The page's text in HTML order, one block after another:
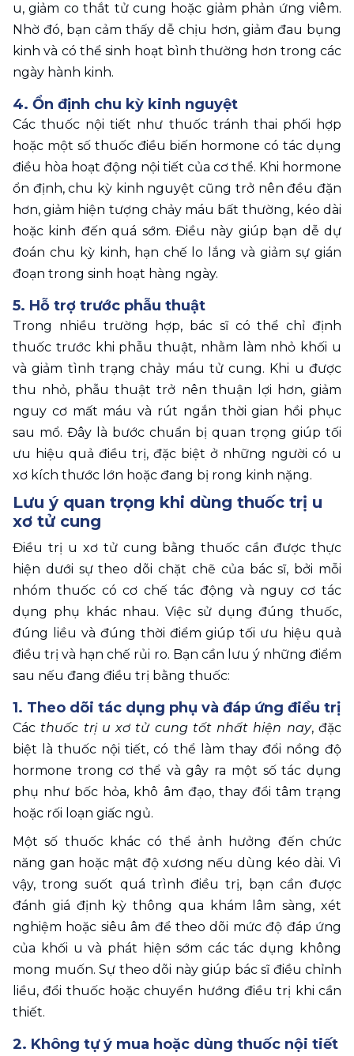
u, giảm co thắt tử cung hoặc giảm phản ứng viêm.
Nhờ đó, bạn cảm thấy dễ chịu hơn, giảm đau bụng
kinh và có thể sinh hoạt bình thường hơn trong các
ngày hành kinh.
4. Ổn định chu kỳ kinh nguyệt
Các thuốc nội tiết như thuốc tránh thai phối hợp
hoặc một số thuốc điều biến hormone có tác dụng
điều hòa hoạt động nội tiết của cơ thể. Khi hormone
ổn định, chu kỳ kinh nguyệt cũng trở nên đều đặn
hơn, giảm hiện tượng chảy máu bất thường, kéo dài
hoặc kinh đến quá sớm. Điều này giúp bạn dễ dự
đoán chu kỳ kinh, hạn chế lo lắng và giảm sự gián
đoạn trong sinh hoạt hàng ngày.
5. Hỗ trợ trước phẫu thuật
Trong nhiều trường hợp, bác sĩ có thể chỉ định
thuốc trước khi phẫu thuật, nhằm làm nhỏ khối u
và giảm tình trạng chảy máu tử cung. Khi u được
thu nhỏ, phẫu thuật trở nên thuận lợi hơn, giảm
nguy cơ mất máu và rút ngắn thời gian hồi phục
sau mổ. Đây là bước chuẩn bị quan trọng giúp tối
ưu hiệu quả điều trị, đặc biệt ở những người có u
xơ kích thước lớn hoặc đang bị rong kinh nặng.
Lưu ý quan trọng khi dùng thuốc trị u
xơ tử cung
Điều trị u xơ tử cung bằng thuốc cần được thực
hiện dưới sự theo dõi chặt chẽ của bác sĩ, bởi mỗi
nhóm thuốc có cơ chế tác động và nguy cơ tác
dụng phụ khác nhau. Việc sử dụng đúng thuốc,
đúng liều và đúng thời điểm giúp tối ưu hiệu quả
điều trị và hạn chế rủi ro. Bạn cần lưu ý những điểm
sau nếu đang điều trị bằng thuốc:
Các thuốc trị u xơ tử cung tốt nhất hiện nay, đặc
biệt là thuốc nội tiết, có thể làm thay đổi nồng độ
hormone trong cơ thể và gây ra một số tác dụng
phụ như bốc hỏa, khô âm đạo, thay đổi tâm trạng
hoặc rối loạn giấc ngủ.
Một số thuốc khác có thể ảnh hưởng đến chức
năng gan hoặc mật độ xương nếu dùng kéo dài. Vì
vậy, trong suốt quá trình điều trị, bạn cần được
đánh giá định kỳ thông qua khám lâm sàng, xét
nghiệm hoặc siêu âm để theo dõi mức độ đáp ứng
của khối u và phát hiện sớm các tác dụng không
mong muốn. Sự theo dõi này giúp bác sĩ điều chỉnh
liều, đổi thuốc hoặc chuyển hướng điều trị khi cần
thiết.